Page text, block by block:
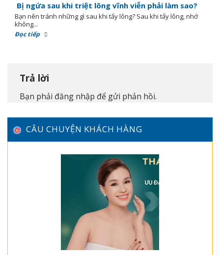
Bị ngứa sau khi triệt lông vĩnh viễn phải làm sao?
Bạn nên tránh những gì sau khi tẩy lông? Sau khi tẩy lông, nhớ
không...
Đọc tiếp
Trả lời
Bạn phải đăng nhập để gửi phản hồi.
CÂU CHUYỆN KHÁCH HÀNG